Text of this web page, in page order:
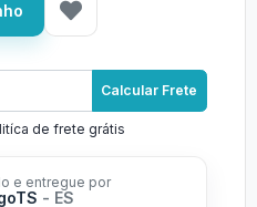
Calcular Frete
de frete grátis
e entregue por
- ES